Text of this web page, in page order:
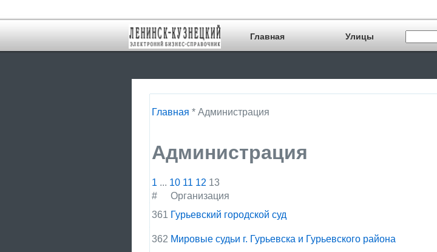
Главная Улицы
Главная * Администрация
Администрация
1 ... 10 11 12 13
#
Организация
361 Гурьевский городской суд
362 Мировые судьи г. Гурьевска и Гурьевского района